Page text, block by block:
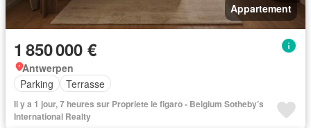
Appartement
1 850 000 €
Antwerpen
Parking
Terrasse
Il y a 1 jour, 7 heures sur Propriete le figaro - Belgium Sotheby’s
International Realty